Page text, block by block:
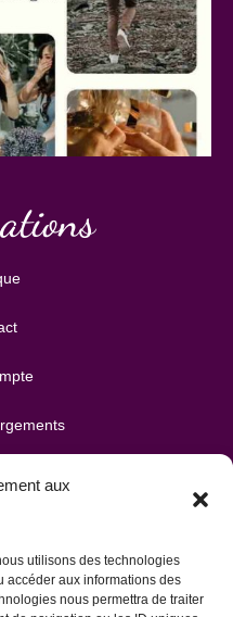
aux
utilisons des technologies
accéder aux informations des
nous permettra de traiter